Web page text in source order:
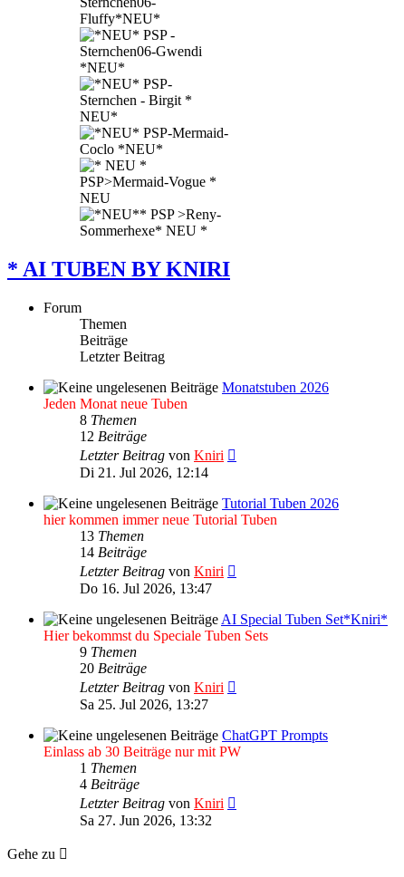
* AI TUBEN BY KNIRI
Forum
Themen
Beiträge
Letzter Beitrag
Monatstuben 2026
Jeden Monat neue Tuben
8 Themen
12 Beiträge
Letzter Beitrag von Kniri
Di 21. Jul 2026, 12:14
Tutorial Tuben 2026
hier kommen immer neue Tutorial Tuben
13 Themen
14 Beiträge
Letzter Beitrag von Kniri
Do 16. Jul 2026, 13:47
AI Special Tuben Set*Kniri*
Hier bekommst du Speciale Tuben Sets
9 Themen
20 Beiträge
Letzter Beitrag von Kniri
Sa 25. Jul 2026, 13:27
ChatGPT Prompts
Einlass ab 30 Beiträge nur mit PW
1 Themen
4 Beiträge
Letzter Beitrag von Kniri
Sa 27. Jun 2026, 13:32
Gehe zu